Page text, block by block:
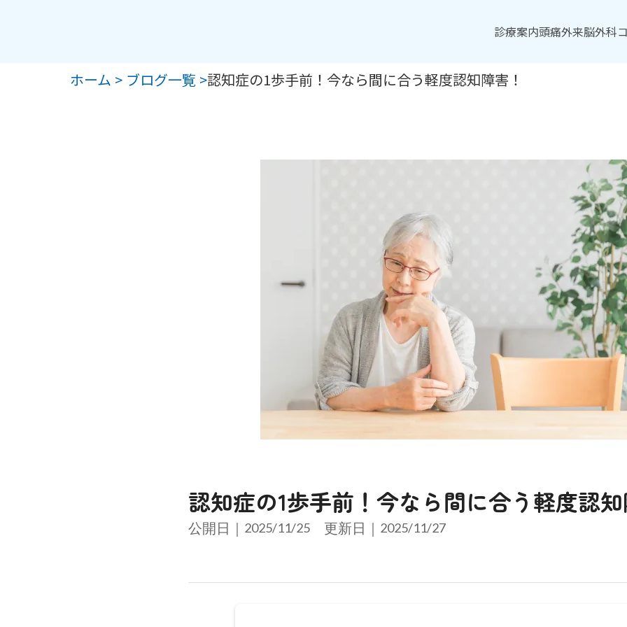
診療案内頭痛外来脳外科
診療案内頭痛外来脳外科
ホーム > ブログ一覧 >認知症の1歩手前！今なら間に合う軽度認知障害！
公開日｜ 2025/11/25 更新日｜ 2025/11/27
認知症の1歩手前！今なら間に合う軽度認